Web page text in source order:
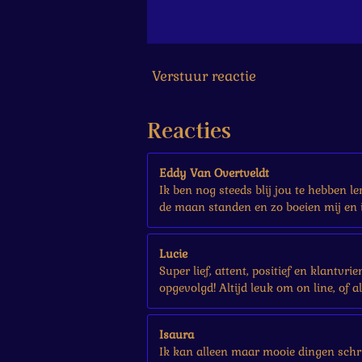
7
Verstuur reactie
Reacties
Eddy Van Overtveldt
Ik ben nog steeds blij jou te hebben
de maan standen en zo boeien mij
Lucie
Super lief, attent, positief en
opgevolgd! Altijd leuk om on line, of
Isaura
Ik kan alleen maar mooie dingen